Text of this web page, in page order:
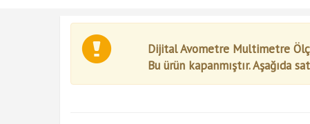
Dijital Avometre Multimetre
Bu ürün kapanmıştır. Aşağıda